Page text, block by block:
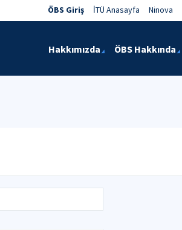
ÖBS Giriş İTÜ Anasayfa Ninova
Hakkımızda ÖBS Hakkında